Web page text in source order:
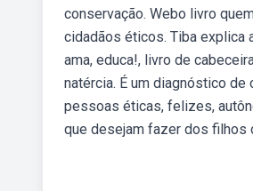
conservação. Webo livro
cidadãos éticos. Tiba explica
ama, educa!, livro de
natércia. É um diagnóstico
pessoas éticas, felizes,
que desejam fazer dos filhos